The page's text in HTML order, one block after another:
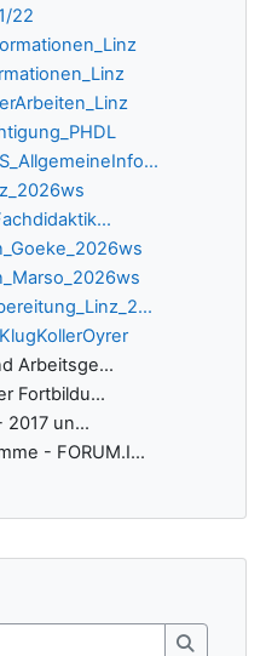
22
Arbeitsge...
Fortbildu...
2017 un...
- FORUM.I...